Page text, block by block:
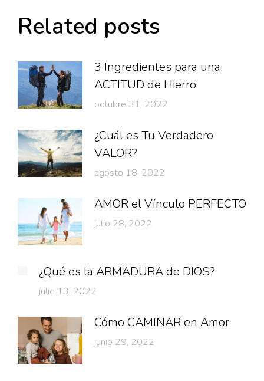
Related posts
3 Ingredientes para una
ACTITUD de Hierro
octubre 31, 2022
¿Cuál es Tu Verdadero
VALOR?
agosto 18, 2022
AMOR el Vínculo PERFECTO
julio 28, 2022
¿Qué es la ARMADURA de DIOS?
julio 13, 2022
Cómo CAMINAR en Amor
junio 29, 2022